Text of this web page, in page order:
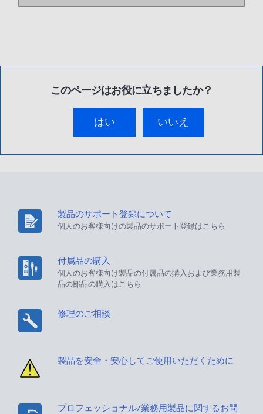
このページはお役に立ちましたか？
はい いいえ
製品のサポート登録について
個人のお客様向けの製品のサポート登録はこちら
付属品の購入
個人のお客様向け製品の付属品の購入および業務用製
品の部品の購入はこちら
修理のご相談
製品を安全・安心してご使用いただくために
プロフェッショナル/業務用製品に関するお問